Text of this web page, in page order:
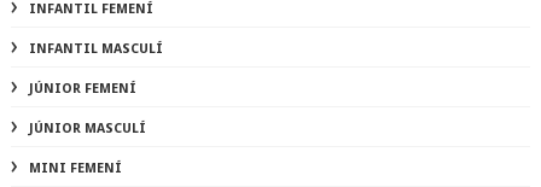
INFANTIL FEMENÍ
INFANTIL MASCULÍ
JÚNIOR FEMENÍ
JÚNIOR MASCULÍ
MINI FEMENÍ